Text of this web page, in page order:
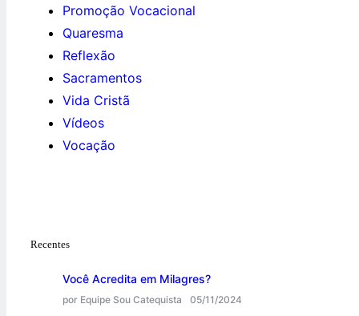
Promoção Vocacional
Quaresma
Reflexão
Sacramentos
Vida Cristã
Vídeos
Vocação
Recentes
Você Acredita em Milagres?
por Equipe Sou Catequista 05/11/2024